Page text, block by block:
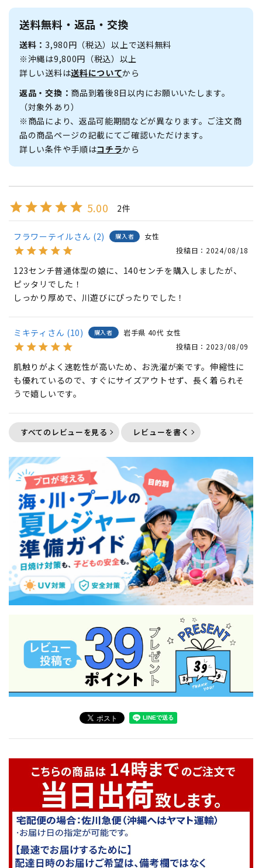
送料無料・返品・交換
送料：3,980円（税込）以上で送料無料
※沖縄は9,800円（税込）以上
詳しい送料は送料についてから
返品・交換： 商品到着後8日以内にお願いいたします。
（対象外あり）
※商品により、返品可能期間などが異なります。ご注文商
品の商品ページの記載にてご確認いただけます。
詳しい条件や手順はコチラから
5.00 2
フラワーテイル 2 購入者
女性
投稿日
2024/08/18
123センチ普通体型の娘に、140センチを購入しましたが、
ピッタリでした！
しっかり厚めで、川遊びにぴったりでした！
ミキティ 10 購入者 岩手県 40代 女性
投稿日
2023/08/09
肌触りがよく速乾性が高いため、お洗濯が楽です。伸縮性に
も優れているので、すぐにサイズアウトせず、長く着られそ
うで嬉しいです。
すべてのレビューを見る レビューを書く